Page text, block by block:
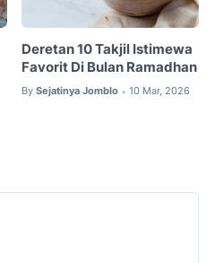
Deretan 10 Takjil Istimewa
Favorit Di Bulan Ramadhan
By Sejatinya Jomblo • 10 Mar, 2026